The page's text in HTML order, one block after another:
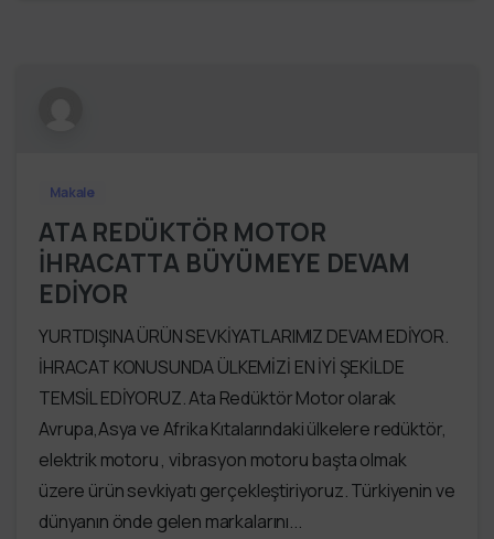
Makale
ATA REDÜKTÖR MOTOR
İHRACATTA BÜYÜMEYE DEVAM
EDİYOR
YURTDIŞINA ÜRÜN SEVKİYATLARIMIZ DEVAM EDİYOR.
İHRACAT KONUSUNDA ÜLKEMİZİ EN İYİ ŞEKİLDE
TEMSİL EDİYORUZ. Ata Redüktör Motor olarak
Avrupa,Asya ve Afrika Kıtalarındaki ülkelere redüktör,
elektrik motoru , vibrasyon motoru başta olmak
üzere ürün sevkiyatı gerçekleştiriyoruz. Türkiyenin ve
dünyanın önde gelen markalarını...